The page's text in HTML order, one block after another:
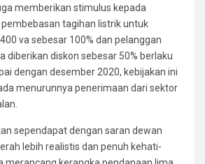
memberikan stimulus kepada
tagihan listrik untuk
va sebesar 100% dan pelanggan
diberikan diskon sebesar 50% berlaku
dengan desember 2020, kebijakan ini
menurunnya penerimaan dari sektor
sependapat dengan saran dewan
lebih realistis dan penuh kehati-